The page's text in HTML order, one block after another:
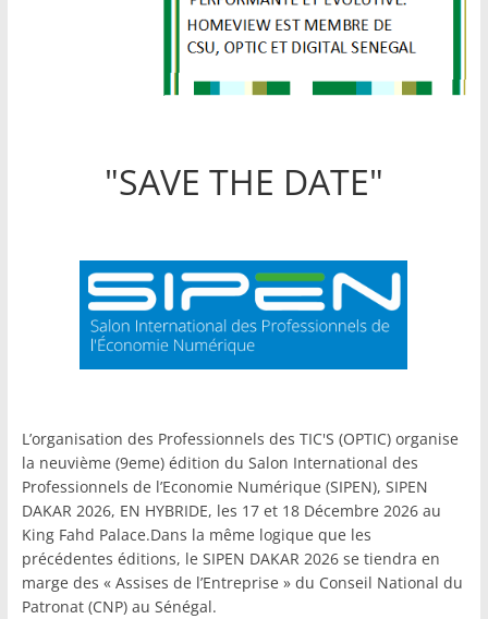
"SAVE THE DATE"
L’organisation des Professionnels des TIC'S (OPTIC) organise
la neuvième (9eme) édition du Salon International des
Professionnels de l’Economie Numérique (SIPEN), SIPEN
DAKAR 2026, EN HYBRIDE, les 17 et 18 Décembre 2026 au
King Fahd Palace.Dans la même logique que les
précédentes éditions, le SIPEN DAKAR 2026 se tiendra en
marge des « Assises de l’Entreprise » du Conseil National du
Patronat (CNP) au Sénégal.